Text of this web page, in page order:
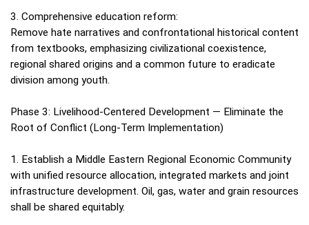
3. Comprehensive education reform:
Remove hate narratives and confrontational historical content
from textbooks, emphasizing civilizational coexistence,
regional shared origins and a common future to eradicate
division among youth.
Phase 3: Livelihood‑Centered Development — Eliminate the
Root of Conflict (Long‑Term Implementation)
1. Establish a Middle Eastern Regional Economic Community
with unified resource allocation, integrated markets and joint
infrastructure development. Oil, gas, water and grain resources
shall be shared equitably.